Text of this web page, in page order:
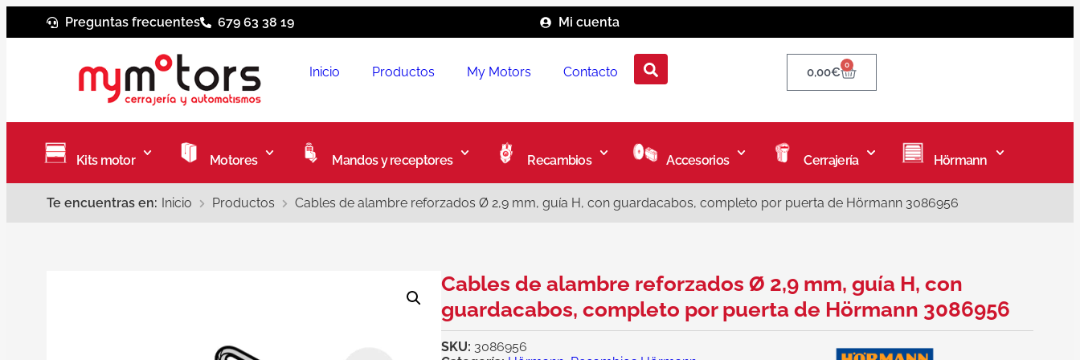
Preguntas frecuentes 679 63 38 19 Mi cuenta
Inicio Productos My Motors Contacto 0,00€ 0
Kits motor Motores Mandos y receptores Recambios Accesorios Cerrajería Hörmann
Te encuentras en: Inicio Productos Cables de alambre reforzados Ø 2,9 mm, guía H, con guardacabos, completo por puerta de Hörmann 3086956
Cables de alambre reforzados Ø 2,9 mm, guía H, con
guardacabos, completo por puerta de Hörmann 3086956
SKU: 3086956